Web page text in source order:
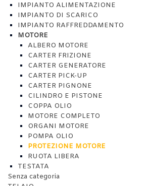
IMPIANTO ALIMENTAZIONE
IMPIANTO DI SCARICO
IMPIANTO RAFFREDDAMENTO
MOTORE
ALBERO MOTORE
CARTER FRIZIONE
CARTER GENERATORE
CARTER PICK-UP
CARTER PIGNONE
CILINDRO E PISTONE
COPPA OLIO
MOTORE COMPLETO
ORGANI MOTORE
POMPA OLIO
PROTEZIONE MOTORE
RUOTA LIBERA
TESTATA
Senza categoria